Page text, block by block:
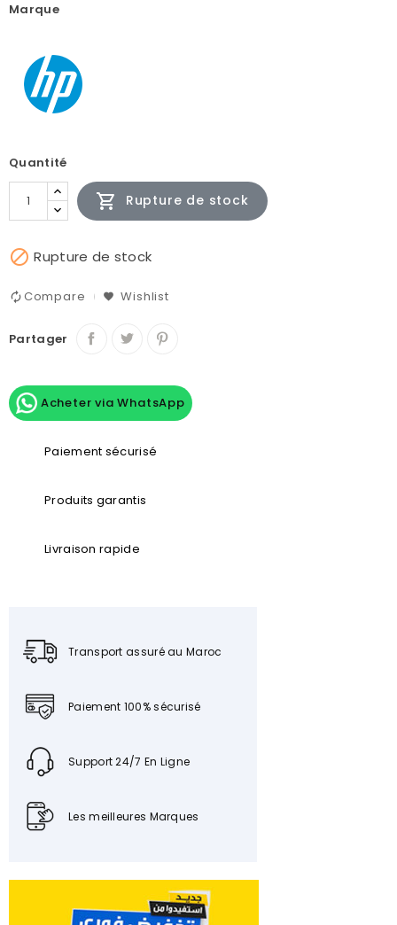
Marque
Quantité
 Rupture de stock
 Rupture de stock
Compare Wishlist
Partager
Acheter via WhatsApp
Paiement sécurisé
Produits garantis
Livraison rapide
Transport assuré au Maroc
Paiement 100% sécurisé
Support 24/7 En Ligne
Les meilleures Marques